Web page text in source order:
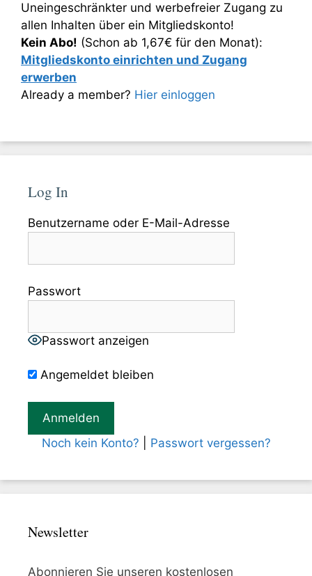
Uneingeschränkter und werbefreier Zugang zu
allen Inhalten über ein Mitgliedskonto!
Kein Abo! (Schon ab 1,67€ für den Monat):
Mitgliedskonto einrichten und Zugang
erwerben
Already a member? Hier einloggen
Log In
Benutzername oder E-Mail-Adresse
Passwort
Passwort anzeigen
Angemeldet bleiben
Noch kein Konto? Passwort vergessen?
Newsletter
Abonnieren Sie unseren kostenlosen